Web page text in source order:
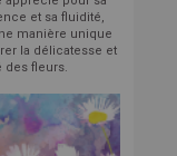
et sa fluidité,
manière unique
la délicatesse et
des fleurs.